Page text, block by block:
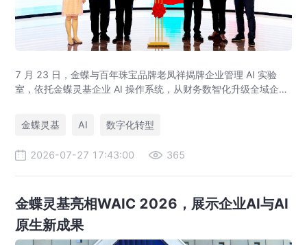
7 月 23 日，金蝶与百年珠宝品牌老凤祥揭牌企业管理 AI 实验
室，依托金蝶灵基企业 AI 操作系统，从财务数智化升级全域企业
链、AI 设计全场景。
金蝶灵基 AI 数字化转型
2026-07-27 17:43:00 365
金蝶灵基亮相WAIC 2026，展示企业AI与AI
原生新成果